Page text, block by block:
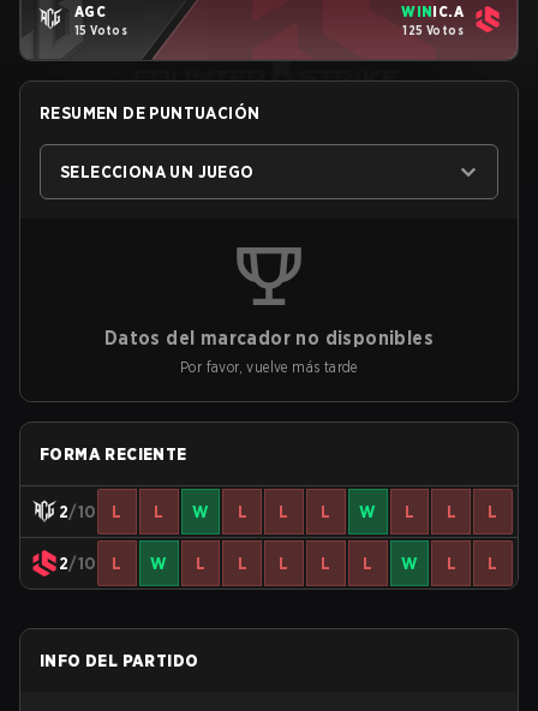
AGC
15 Votos
WINIC.A
125 Votos
RESUMEN DE PUNTUACIÓN
SELECCIONA UN JUEGO
Datos del marcador no disponibles
Por favor, vuelve más tarde
FORMA RECIENTE
2/10 L L W L L L W L L L
2/10 L W L L L L L W L L
INFO DEL PARTIDO